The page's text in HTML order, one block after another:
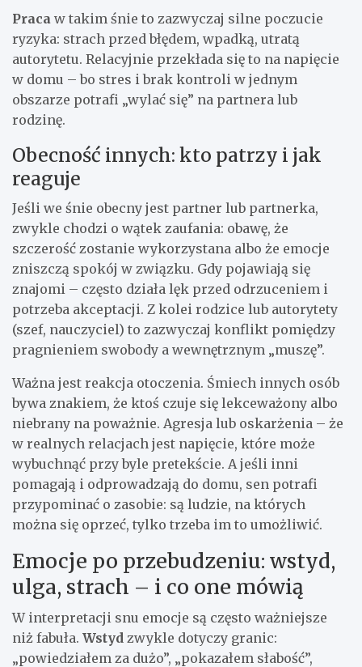
Praca w takim śnie to zazwyczaj silne poczucie
ryzyka: strach przed błędem, wpadką, utratą
autorytetu. Relacyjnie przekłada się to na napięcie
w domu – bo stres i brak kontroli w jednym
obszarze potrafi „wylać się” na partnera lub
rodzinę.
Obecność innych: kto patrzy i jak
reaguje
Jeśli we śnie obecny jest partner lub partnerka,
zwykle chodzi o wątek zaufania: obawę, że
szczerość zostanie wykorzystana albo że emocje
zniszczą spokój w związku. Gdy pojawiają się
znajomi – często działa lęk przed odrzuceniem i
potrzeba akceptacji. Z kolei rodzice lub autorytety
(szef, nauczyciel) to zazwyczaj konflikt pomiędzy
pragnieniem swobody a wewnętrznym „muszę”.
Ważna jest reakcja otoczenia. Śmiech innych osób
bywa znakiem, że ktoś czuje się lekceważony albo
niebrany na poważnie. Agresja lub oskarżenia – że
w realnych relacjach jest napięcie, które może
wybuchnąć przy byle pretekście. A jeśli inni
pomagają i odprowadzają do domu, sen potrafi
przypominać o zasobie: są ludzie, na których
można się oprzeć, tylko trzeba im to umożliwić.
Emocje po przebudzeniu: wstyd,
ulga, strach – i co one mówią
W interpretacji snu emocje są często ważniejsze
niż fabuła. Wstyd zwykle dotyczy granic:
„powiedziałem za dużo”, „pokazałem słabość”,